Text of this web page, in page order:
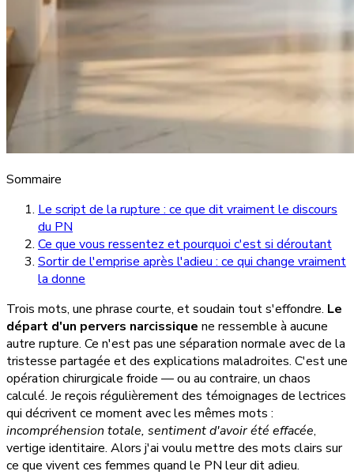
Sommaire
Le script de la rupture : ce que dit vraiment le discours
du PN
Ce que vous ressentez et pourquoi c'est si déroutant
Sortir de l'emprise après l'adieu : ce qui change vraiment
la donne
Trois mots, une phrase courte, et soudain tout s'effondre. Le
départ d'un pervers narcissique ne ressemble à aucune
autre rupture. Ce n'est pas une séparation normale avec de la
tristesse partagée et des explications maladroites. C'est une
opération chirurgicale froide — ou au contraire, un chaos
calculé. Je reçois régulièrement des témoignages de lectrices
qui décrivent ce moment avec les mêmes mots :
incompréhension totale, sentiment d'avoir été effacée,
vertige identitaire. Alors j'ai voulu mettre des mots clairs sur
ce que vivent ces femmes quand le PN leur dit adieu.